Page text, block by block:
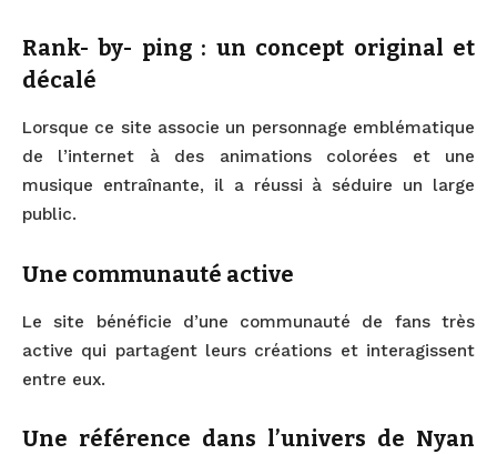
Rank- by- ping : un concept original et
décalé
Lorsque ce site associe un personnage emblématique
de l’internet à des animations colorées et une
musique entraînante, il a réussi à séduire un large
public.
Une communauté active
Le site bénéficie d’une communauté de fans très
active qui partagent leurs créations et interagissent
entre eux.
Une référence dans l’univers de Nyan